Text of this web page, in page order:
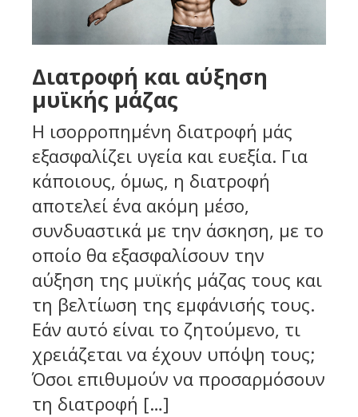
Διατροφή και αύξηση
μυϊκής μάζας
Η ισορροπημένη διατροφή μάς
εξασφαλίζει υγεία και ευεξία. Για
κάποιους, όμως, η διατροφή
αποτελεί ένα ακόμη μέσο,
συνδυαστικά με την άσκηση, με το
οποίο θα εξασφαλίσουν την
αύξηση της μυϊκής μάζας τους και
τη βελτίωση της εμφάνισής τους.
Εάν αυτό είναι το ζητούμενο, τι
χρειάζεται να έχουν υπόψη τους;
Όσοι επιθυμούν να προσαρμόσουν
τη διατροφή […]